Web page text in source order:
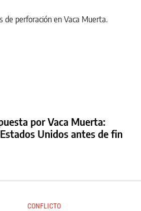
por Vaca Muerta:
Unidos antes de fin
CONFLICTO